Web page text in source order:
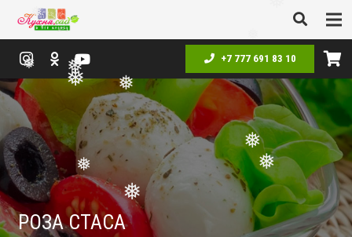
❅
❅
❅
❅
❅
❅ ❅
❅
❅
❅
❅
❅
+7 777 691 83 10
РОЗА СТАСА